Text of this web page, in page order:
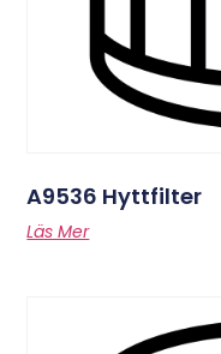
A9536 Hyttfilter
Läs Mer